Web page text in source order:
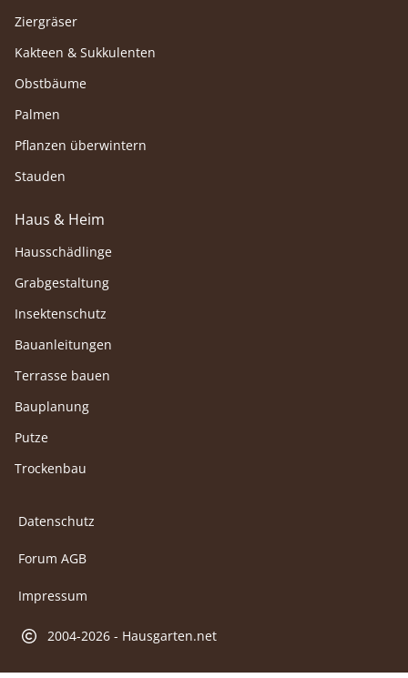
Ziergräser
Kakteen & Sukkulenten
Obstbäume
Palmen
Pflanzen überwintern
Stauden
Haus & Heim
Hausschädlinge
Grabgestaltung
Insektenschutz
Bauanleitungen
Terrasse bauen
Bauplanung
Putze
Trockenbau
Datenschutz
Forum AGB
Impressum
2004-2026 - Hausgarten.net